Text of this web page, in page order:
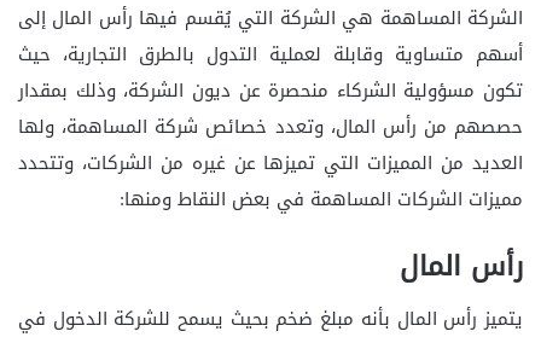
الشركة المساهمة هي الشركة التي يُقسم فيها رأس المال إلى
أسهم متساوية وقابلة لعملية التدول بالطرق التجارية، حيث
تكون مسؤولية الشركاء منحصرة عن ديون الشركة، وذلك بمقدار
حصصهم من رأس المال، وتعدد خصائص شركة المساهمة، ولها
العديد من المميزات التي تميزها عن غيره من الشركات، وتتحدد
مميزات الشركات المساهمة في بعض النقاط ومنها:
رأس المال
يتميز رأس المال بأنه مبلغ ضخم بحيث يسمح للشركة الدخول في